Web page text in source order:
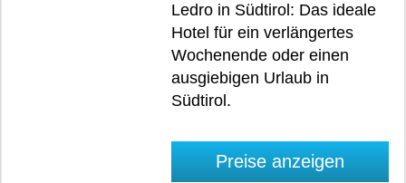
Ledro in Südtirol: Das ideale
Hotel für ein verlängertes
Wochenende oder einen
ausgiebigen Urlaub in
Südtirol.
Preise anzeigen